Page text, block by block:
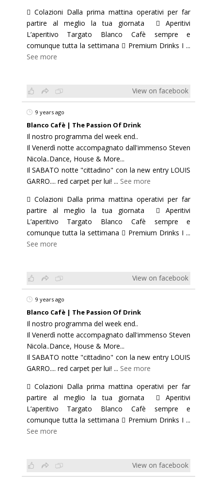
 Colazioni Dalla prima mattina operativi per far
partire al meglio la tua giornata  Aperitivi
L’aperitivo Targato Blanco Cafè sempre e
comunque tutta la settimana  Premium Drinks I ...
See more
View on facebook
9 years ago
Blanco Cafè | The Passion Of Drink
Il nostro programma del week end..
Il Venerdì notte accompagnato dall'immenso Steven
Nicola..Dance, House & More...
Il SABATO notte "cittadino" con la new entry LOUIS
GARRO.... red carpet per lui! ... See more
 Colazioni Dalla prima mattina operativi per far
partire al meglio la tua giornata  Aperitivi
L’aperitivo Targato Blanco Cafè sempre e
comunque tutta la settimana  Premium Drinks I ...
See more
View on facebook
9 years ago
Blanco Cafè | The Passion Of Drink
Il nostro programma del week end..
Il Venerdì notte accompagnato dall'immenso Steven
Nicola..Dance, House & More...
Il SABATO notte "cittadino" con la new entry LOUIS
GARRO.... red carpet per lui! ... See more
 Colazioni Dalla prima mattina operativi per far
partire al meglio la tua giornata  Aperitivi
L’aperitivo Targato Blanco Cafè sempre e
comunque tutta la settimana  Premium Drinks I ...
See more
View on facebook